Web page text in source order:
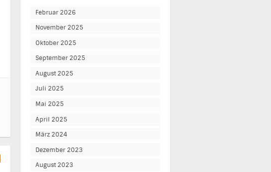
Februar 2026
November 2025
Oktober 2025
September 2025
August 2025
Juli 2025
Mai 2025
April 2025
März 2024
Dezember 2023
August 2023